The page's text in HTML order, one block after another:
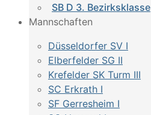
SB D 3. Bezirksklasse
Mannschaften
Düsseldorfer SV I
Elberfelder SG II
Krefelder SK Turm III
SC Erkrath I
SF Gerresheim I